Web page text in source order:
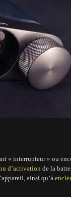
« interrupteur » ou
d’activation de la
ainsi qu’à